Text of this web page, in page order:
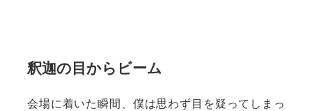
釈迦の目からビーム
会場に着いた瞬間、僕は思わず目を疑ってしまっ